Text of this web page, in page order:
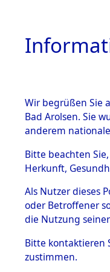
BESTÄNDE
mente
5. Verschiedenes
Todesmärsche
5.3.1 Alliierte
Wir begrüßen Sie
Bad Arolsen. Sie
anderem
Bitte beachten
Herkunft,
Als Nutzer dieses
oder Betroffener
die Nutzung
Bitte kontaktieren
zustimmen.